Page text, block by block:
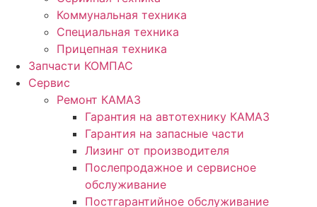
Коммунальная техника
Специальная техника
Прицепная техника
Запчасти КОМПАС
Сервис
Ремонт КАМАЗ
Гарантия на автотехнику КАМАЗ
Гарантия на запасные части
Лизинг от производителя
Послепродажное и сервисное
обслуживание
Постгарантийное обслуживание